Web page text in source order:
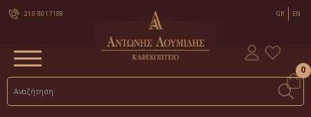
210 8017188 GR EN
0